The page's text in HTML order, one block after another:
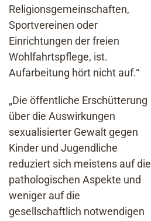
Religionsgemeinschaften,
Sportvereinen oder
Einrichtungen der freien
Wohlfahrtspflege, ist.
Aufarbeitung hört nicht auf.“
„Die öffentliche Erschütterung
über die Auswirkungen
sexualisierter Gewalt gegen
Kinder und Jugendliche
reduziert sich meistens auf die
pathologischen Aspekte und
weniger auf die
gesellschaftlich notwendigen